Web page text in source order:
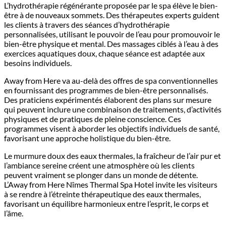
L’hydrothérapie régénérante proposée par le spa élève le bien-
être à de nouveaux sommets. Des thérapeutes experts guident
les clients à travers des séances d’hydrothérapie
personnalisées, utilisant le pouvoir de l’eau pour promouvoir le
bien-être physique et mental. Des massages ciblés à l’eau à des
exercices aquatiques doux, chaque séance est adaptée aux
besoins individuels.
Away from Here va au-delà des offres de spa conventionnelles
en fournissant des programmes de bien-être personnalisés.
Des praticiens expérimentés élaborent des plans sur mesure
qui peuvent inclure une combinaison de traitements, d’activités
physiques et de pratiques de pleine conscience. Ces
programmes visent à aborder les objectifs individuels de santé,
favorisant une approche holistique du bien-être.
Le murmure doux des eaux thermales, la fraîcheur de l’air pur et
l’ambiance sereine créent une atmosphère où les clients
peuvent vraiment se plonger dans un monde de détente.
L’Away from Here Nîmes Thermal Spa Hotel invite les visiteurs
à se rendre à l’étreinte thérapeutique des eaux thermales,
favorisant un équilibre harmonieux entre l’esprit, le corps et
l’âme.